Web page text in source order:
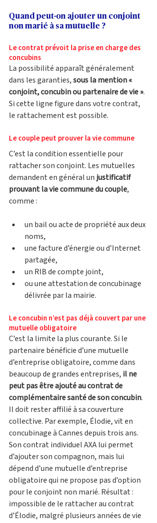
Quand peut-on ajouter un conjoint
non marié à sa mutuelle ?
Le contrat prévoit la prise en charge des
concubins
La possibilité apparaît généralement
dans les garanties, sous la mention «
conjoint, concubin ou partenaire de vie ».
Si cette ligne figure dans votre contrat,
le rattachement est possible.
Le couple peut prouver la vie commune
C’est la condition essentielle pour
rattacher son conjoint. Les mutuelles
demandent en général un justificatif
prouvant la vie commune du couple,
comme :
un bail ou acte de propriété aux deux
noms,
une facture d’énergie ou d’Internet
partagée,
un RIB de compte joint,
ou une attestation de concubinage
délivrée par la mairie.
Le concubin n’est pas déjà couvert par une
mutuelle obligatoire
C’est la limite la plus courante. Si le
partenaire bénéficie d’une mutuelle
d’entreprise obligatoire, comme dans
beaucoup de grandes entreprises, il ne
peut pas être ajouté au contrat de
complémentaire santé de son concubin.
Il doit rester affilié à sa couverture
collective. Par exemple, Élodie, vit en
concubinage à Cannes depuis trois ans.
Son contrat individuel AXA lui permet
d’ajouter son compagnon, mais lui
dépend d’une mutuelle d’entreprise
obligatoire qui ne propose pas d’option
pour le conjoint non marié. Résultat :
impossible de le rattacher au contrat
d’Élodie, malgré plusieurs années de vie